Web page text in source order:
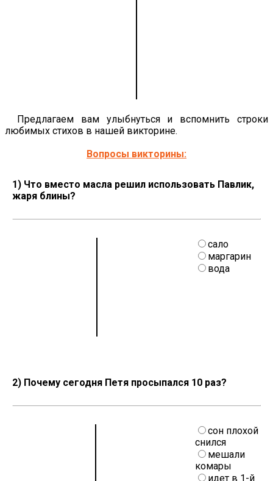
Предлагаем вам улыбнуться и вспомнить строки
любимых стихов в нашей викторине.
Вопросы викторины:
1) Что вместо масла решил использовать Павлик,
жаря блины?
сало
маргарин
вода
2) Почему сегодня Петя просыпался 10 раз?
сон плохой
снился
мешали
комары
идет в 1-й